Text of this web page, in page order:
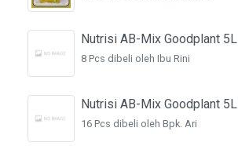
Nutrisi AB-Mix Goodplant 5L
8 Pcs dibeli oleh Ibu Rini
Nutrisi AB-Mix Goodplant 5L
16 Pcs dibeli oleh Bpk. Ari